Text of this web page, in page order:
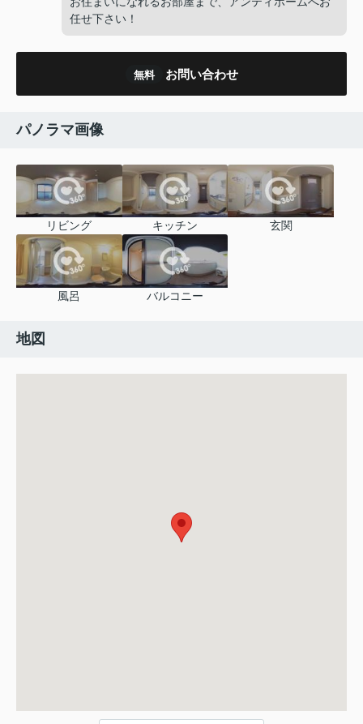
任せ下さい！
無料 お問い合わせ
パノラマ画像
リビング キッチン 玄関
風呂 バルコニー
地図